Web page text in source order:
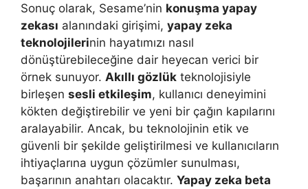
Sonuç olarak, Sesame’nin konuşma yapay
zekası alanındaki girişimi, yapay zeka
teknolojilerinin hayatımızı nasıl
dönüştürebileceğine dair heyecan verici bir
örnek sunuyor. Akıllı gözlük teknolojisiyle
birleşen sesli etkileşim, kullanıcı deneyimini
kökten değiştirebilir ve yeni bir çağın kapılarını
aralayabilir. Ancak, bu teknolojinin etik ve
güvenli bir şekilde geliştirilmesi ve kullanıcıların
ihtiyaçlarına uygun çözümler sunulması,
başarının anahtarı olacaktır. Yapay zeka beta